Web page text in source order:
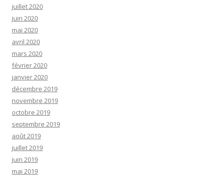
juillet 2020
juin 2020
mai 2020
avril 2020
mars 2020
février 2020
janvier 2020
décembre 2019
novembre 2019
octobre 2019
septembre 2019
août 2019
juillet 2019
juin 2019
mai 2019